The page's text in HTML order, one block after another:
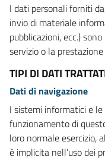
I dati personali forniti
invio di materiale
pubblicazioni, ecc.)
servizio o la
TIPI DI DATI
Dati di navigazione
I sistemi informatici e
funzionamento di
loro normale esercizio,
è implicita nell’uso dei